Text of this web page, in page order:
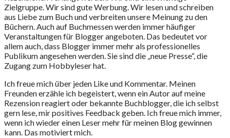
Zielgruppe. Wir sind gute Werbung. Wir lesen und schreiben
aus Liebe zum Buch und verbreiten unsere Meinung zu den
Büchern. Auch auf Buchmessen werden immer häufiger
Veranstaltungen für Blogger angeboten. Das bedeutet vor
allem auch, dass Blogger immer mehr als professionelles
Publikum angesehen werden. Sie sind die „neue Presse“, die
Zugang zum Hobbyleser hat.
Ich freue mich über jeden Like und Kommentar. Meinen
Freunden erzähle ich begeistert, wenn ein Autor auf meine
Rezension reagiert oder bekannte Buchblogger, die ich selbst
gern lese, mir positives Feedback geben. Ich freue mich immer,
wenn ich wieder einen Leser mehr für meinen Blog gewinnen
kann. Das motiviert mich.